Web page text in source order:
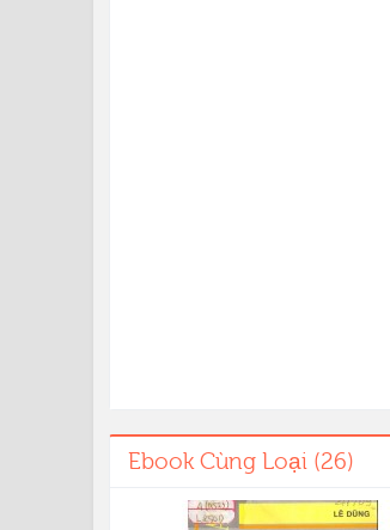
Ebook Cùng Loại (26)